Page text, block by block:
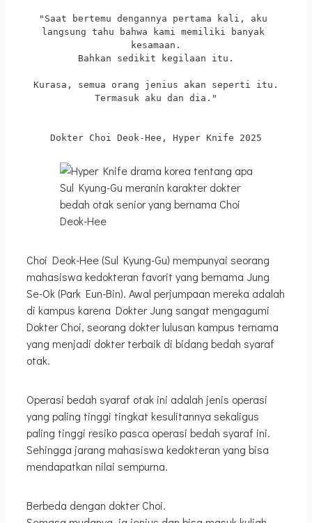
"Saat bertemu dengannya pertama kali, aku
langsung tahu bahwa kami memiliki banyak
kesamaan.
Bahkan sedikit kegilaan itu.
Kurasa, semua orang jenius akan seperti itu.
Termasuk aku dan dia."
Dokter Choi Deok-Hee, Hyper Knife 2025
Sul Kyung-Gu meranin karakter dokter
bedah otak senior yang bernama Choi
Deok-Hee
Choi Deok-Hee (Sul Kyung-Gu) mempunyai seorang
mahasiswa kedokteran favorit yang bernama Jung
Se-Ok (Park Eun-Bin). Awal perjumpaan mereka adalah
di kampus karena Dokter Jung sangat mengagumi
Dokter Choi, seorang dokter lulusan kampus ternama
yang menjadi dokter terbaik di bidang bedah syaraf
otak.
Operasi bedah syaraf otak ini adalah jenis operasi
yang paling tinggi tingkat kesulitannya sekaligus
paling tinggi resiko pasca operasi bedah syaraf ini.
Sehingga jarang mahasiswa kedokteran yang bisa
mendapatkan nilai sempurna.
Berbeda dengan dokter Choi.